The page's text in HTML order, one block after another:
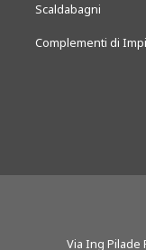
Scaldabagni
Complementi di
Via Ing Pilade